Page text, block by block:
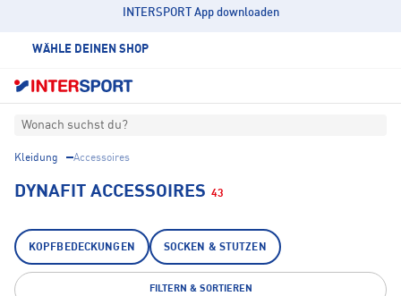
INTERSPORT App downloaden
WÄHLE DEINEN SHOP
Wonach suchst du?
Kleidung Accessoires
DYNAFIT ACCESSOIRES 43
KOPFBEDECKUNGEN SOCKEN & STUTZEN
FILTERN & SORTIEREN